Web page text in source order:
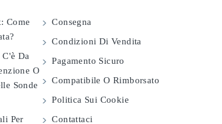
Come
Da
O
Sonde
Per
Consegna
Condizioni Di Vendita
Pagamento Sicuro
Compatibile O Rimborsato
Politica Sui Cookie
Contattaci